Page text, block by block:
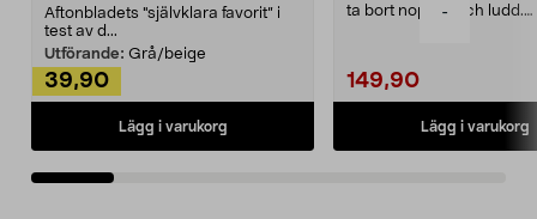
-
Aftonbladets "självklara favorit” i
test av d...
Utförande: Grå/beige
39,90
Lägg i varukorg
ta bort noppor och ludd.
149,90
Lägg i varukorg